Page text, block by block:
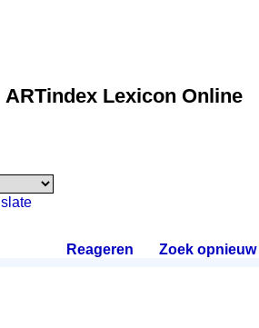
ARTindex Lexicon Online
Reageren Zoek opnieuw.